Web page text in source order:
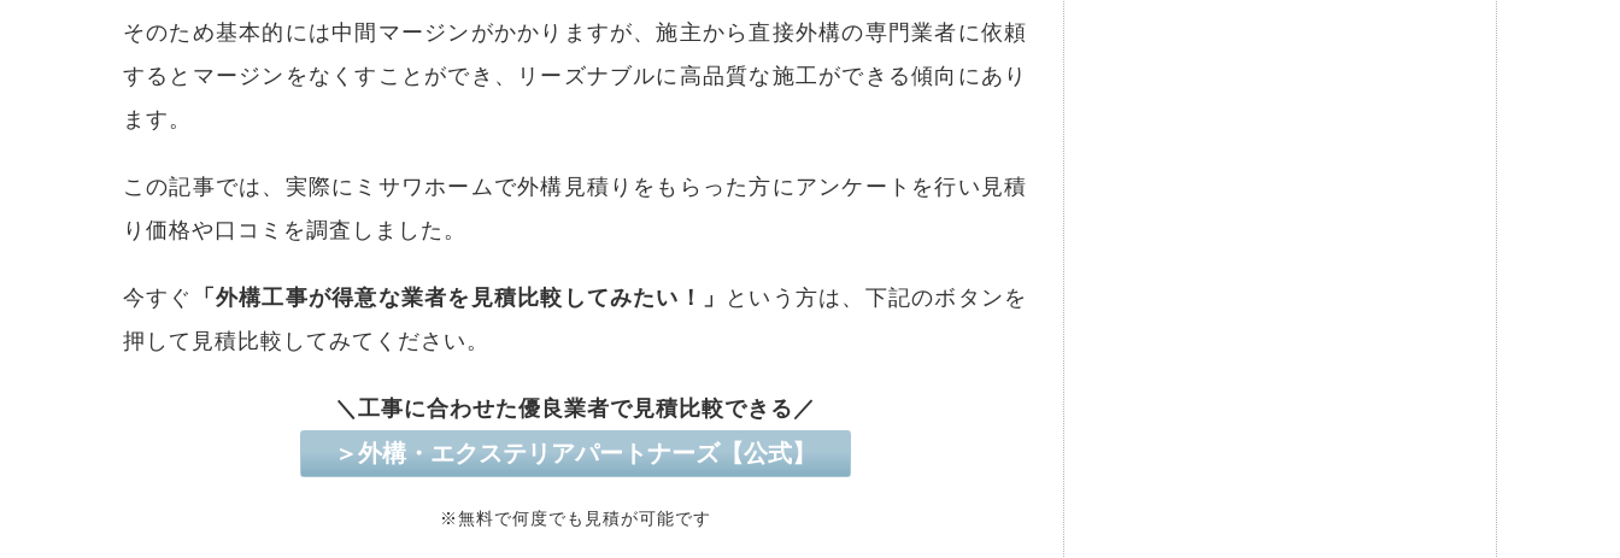
そのため基本的には中間マージンがかかりますが、施主から直接外構の専門業者に依頼
するとマージンをなくすことができ、リーズナブルに高品質な施工ができる傾向にあり
ます。
この記事では、実際にミサワホームで外構見積りをもらった方にアンケートを行い見積
り価格や口コミを調査しました。
今すぐ 「外構工事が得意な業者を見積比較してみたい！」
という方は、下記のボタンを
押して見積比較してみてください。
＼工事に合わせた優良業者で見積比較できる／
＞外構・エクステリアパートナーズ【公式】
※無料で何度でも見積が可能です